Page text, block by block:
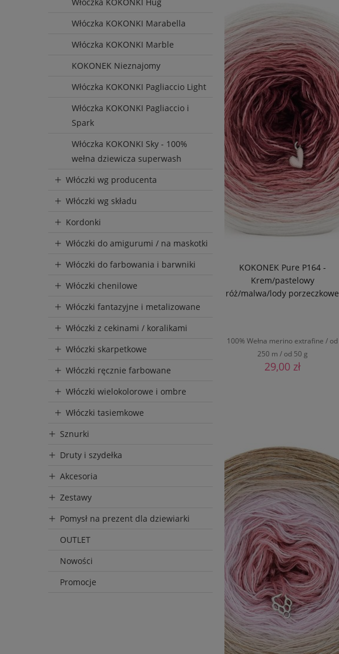
Włóczka KOKONKI Marabella
Włóczka KOKONKI Marble
KOKONEK Nieznajomy
Włóczka KOKONKI Pagliaccio Light
Włóczka KOKONKI Pagliaccio i
Spark
Włóczka KOKONKI Sky - 100%
wełna dziewicza superwash
Włóczki wg producenta
Włóczki wg składu
Kordonki
Włóczki do amigurumi / na maskotki
Włóczki do farbowania i barwniki
Włóczki chenilowe
Włóczki fantazyjne i metalizowane
Włóczki z cekinami / koralikami
Włóczki skarpetkowe
Włóczki ręcznie farbowane
Włóczki wielokolorowe i ombre
Włóczki tasiemkowe
Sznurki
Druty i szydełka
Akcesoria
Zestawy
Pomysł na prezent dla dziewiarki
OUTLET
Nowości
Promocje
Wysyłka
do 72 godz. + dostawa(35)
do 72 godz. + dostawa
do 5 dni rob. - motki
KOKONEK Pure P164 -
Krem/pastelowy
róż/malwa/lody porzeczkowe
100% Wełna merino extrafine / od
250 m / od 50 g
29,00 zł